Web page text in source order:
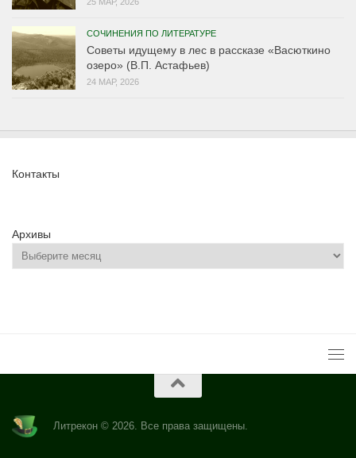
25 МАР, 2026
СОЧИНЕНИЯ ПО ЛИТЕРАТУРЕ
Советы идущему в лес в рассказе «Васюткино
озеро» (В.П. Астафьев)
24 МАР, 2026
Контакты
Архивы
Литрекон © 2026. Все права защищены.